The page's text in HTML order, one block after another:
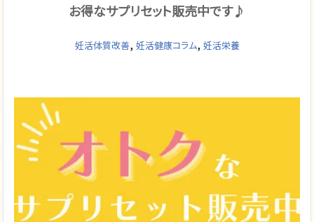
お得なサプリセット販売中です♪
妊活体質改善, 妊活健康コラム, 妊活栄養